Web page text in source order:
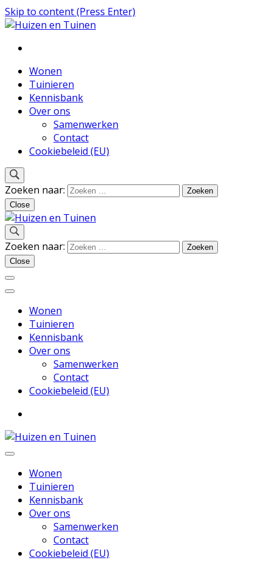
Skip to content (Press Enter)
Huizen en Tuinen
Inspiratie voor wonen en tuinieren
Wonen
Tuinieren
Kennisbank
Over ons
Samenwerken
Contact
Cookiebeleid (EU)
Zoeken naar:
Close
Huizen en Tuinen
Inspiratie voor wonen en tuinieren
Zoeken naar:
Close
Wonen
Tuinieren
Kennisbank
Over ons
Samenwerken
Contact
Cookiebeleid (EU)
Huizen en Tuinen
Inspiratie voor wonen en tuinieren
Wonen
Tuinieren
Kennisbank
Over ons
Samenwerken
Contact
Cookiebeleid (EU)